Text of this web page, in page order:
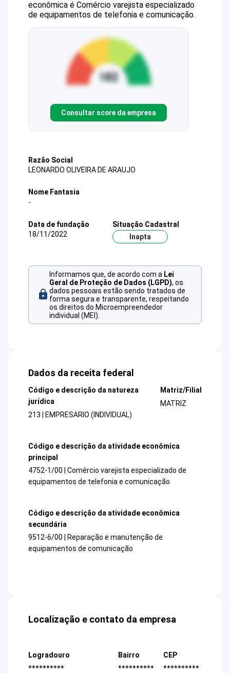
econômica é Comércio varejista especializado
de equipamentos de telefonia e comunicação.
Consultar score da empresa
Razão Social
LEONARDO OLIVEIRA DE ARAUJO
Nome Fantasia
-
Data de fundação
18/11/2022
Situação Cadastral
Inapta
Informamos que, de acordo com a Lei
Geral de Proteção de Dados (LGPD), os
dados pessoais estão sendo tratados de
forma segura e transparente, respeitando
os direitos do Microempreendedor
individual (MEI).
Dados da receita federal
Código e descrição da natureza
jurídica
213 | EMPRESARIO (INDIVIDUAL)
Matriz/Filial
MATRIZ
Código e descrição da atividade econômica
principal
4752-1/00 | Comércio varejista especializado de
equipamentos de telefonia e comunicação
Código e descrição da atividade econômica
secundária
9512-6/00 | Reparação e manutenção de
equipamentos de comunicação
Localização e contato da empresa
Logradouro
**********
Bairro
**********
CEP
**********